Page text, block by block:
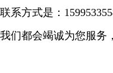
联系方式是：
我们都会竭诚为您服务